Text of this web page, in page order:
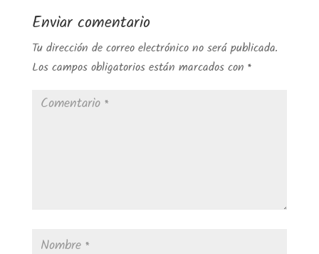
Enviar comentario
Tu dirección de correo electrónico no será publicada.
Los campos obligatorios están marcados con *